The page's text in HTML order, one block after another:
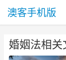
澳客手机版
婚姻法相